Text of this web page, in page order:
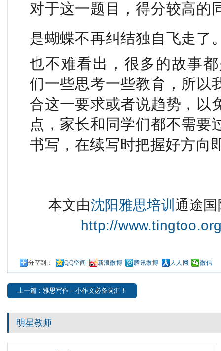
对于这一题目，得分较高的
是蝴蝶不再纠结独自飞走了
也不难看出，很多的故事
们一些思考一些教育，所以
合这一要求或者说趋势，以
点，家长和同学们都不需要
书写，在续写时把握好方向
本文由沈阳雅思培训 通途
http://
分享到： QQ空间 新浪微博 腾讯微博 人人网 微信
上一篇：雅思写作 -- 小作文必备词汇！
明星教师